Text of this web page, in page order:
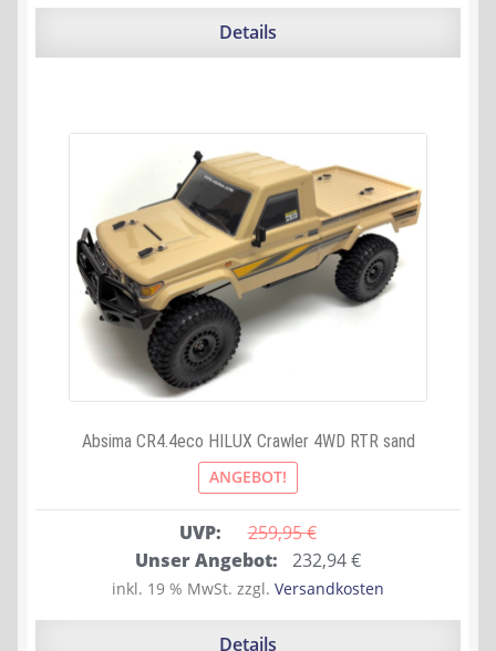
Details
Absima CR4.4eco HILUX Crawler 4WD RTR sand
ANGEBOT!
UVP: 259,95 €
Ursprünglicher
Preis
war:
Unser Angebot: 232,94€Aktueller
Preis
ist:
inkl. 19 % MwSt. zzgl. Versandkosten
Details